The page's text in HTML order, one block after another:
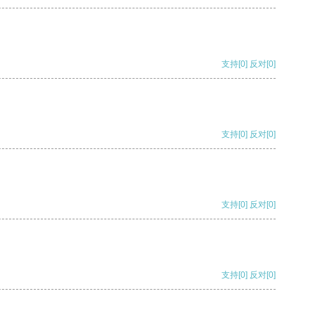
支持[0] 反对[0]
支持[0] 反对[0]
支持[0] 反对[0]
支持[0] 反对[0]